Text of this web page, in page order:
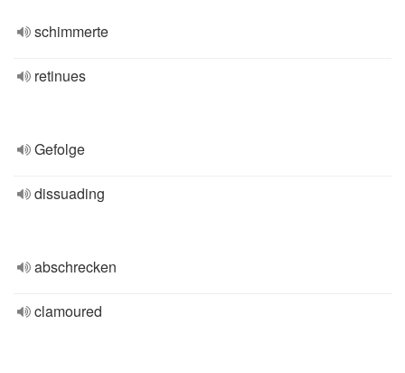
schimmerte
retinues
Gefolge
dissuading
abschrecken
clamoured